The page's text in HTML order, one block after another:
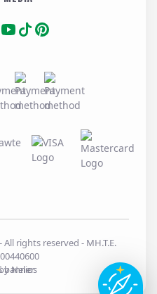
All rights reserved - MH.T.E.
Nelios